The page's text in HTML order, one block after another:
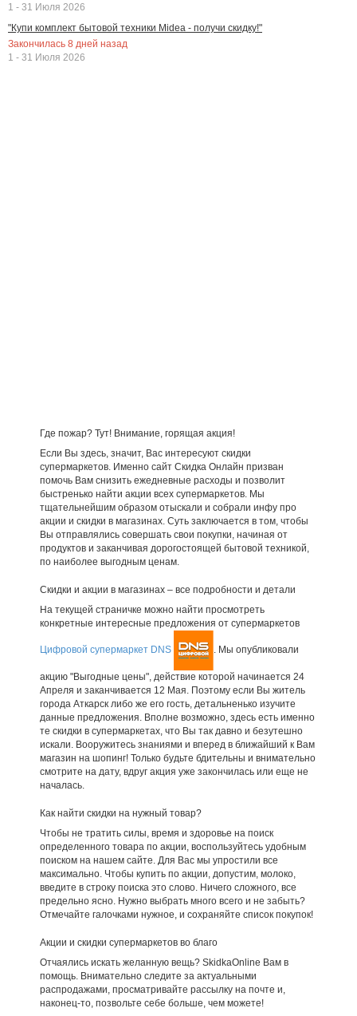
1 - 31 Июля 2026
"Купи комплект бытовой техники Midea - получи скидку!"
Закончилась 8 дней назад
1 - 31 Июля 2026
Где пожар? Тут! Внимание, горящая акция!
Если Вы здесь, значит, Вас интересуют скидки
супермаркетов. Именно сайт Скидка Онлайн призван
помочь Вам снизить ежедневные расходы и позволит
быстренько найти акции всех супермаркетов. Мы
тщательнейшим образом отыскали и собрали инфу про
акции и скидки в магазинах. Суть заключается в том, чтобы
Вы отправлялись совершать свои покупки, начиная от
продуктов и заканчивая дорогостоящей бытовой техникой,
по наиболее выгодным ценам.
Скидки и акции в магазинах – все подробности и детали
На текущей страничке можно найти просмотреть
конкретные интересные предложения от супермаркетов
Цифровой супермаркет DNS . Мы опубликовали
акцию "Выгодные цены", действие которой начинается 24
Апреля и заканчивается 12 Мая. Поэтому если Вы житель
города Аткарск либо же его гость, детальненько изучите
данные предложения. Вполне возможно, здесь есть именно
те скидки в супермаркетах, что Вы так давно и безутешно
искали. Вооружитесь знаниями и вперед в ближайший к Вам
магазин на шопинг! Только будьте бдительны и внимательно
смотрите на дату, вдруг акция уже закончилась или еще не
началась.
Как найти скидки на нужный товар?
Чтобы не тратить силы, время и здоровье на поиск
определенного товара по акции, воспользуйтесь удобным
поиском на нашем сайте. Для Вас мы упростили все
максимально. Чтобы купить по акции, допустим, молоко,
введите в строку поиска это слово. Ничего сложного, все
предельно ясно. Нужно выбрать много всего и не забыть?
Отмечайте галочками нужное, и сохраняйте список покупок!
Акции и скидки супермаркетов во благо
Отчаялись искать желанную вещь? SkidkaOnline Вам в
помощь. Внимательно следите за актуальными
распродажами, просматривайте рассылку на почте и,
наконец-то, позвольте себе больше, чем можете!